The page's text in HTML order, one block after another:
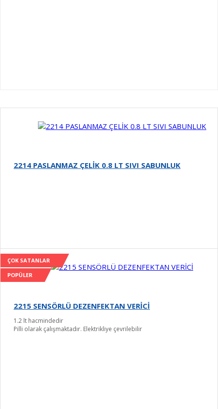
2214 PASLANMAZ ÇELİK 0.8 LT SIVI SABUNLUK
ÇOK SATANLAR
POPÜLER
2215 SENSÖRLÜ DEZENFEKTAN VERİCİ
1.2 lt hacmindedir
Pilli olarak çalışmaktadır. Elektrikliye çevrilebilir